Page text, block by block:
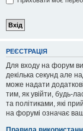
РЕЄСТРАЦІЯ
Для входу на форум ви
декілька секунд але
може надати
тим, як увійти, будь-
та політиками, які
на форумі означає